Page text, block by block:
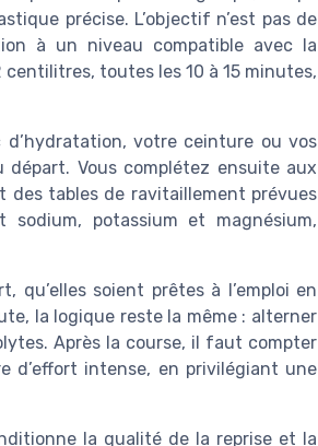
précise. L’objectif n’est pas de
à un niveau compatible avec la
toutes les 10 à 15 minutes,
votre ceinture ou vos
Vous complétez ensuite aux
des tables de ravitaillement prévues
sodium, potassium et magnésium,
qu’elles soient prêtes à l’emploi en
la logique reste la même : alterner
Après la course, il faut compter
d’effort intense, en privilégiant une
la qualité de la reprise et la